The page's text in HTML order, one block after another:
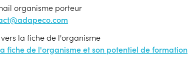
organisme porteur
la fiche de l'organisme
fiche de l'organisme et son potentiel de formation